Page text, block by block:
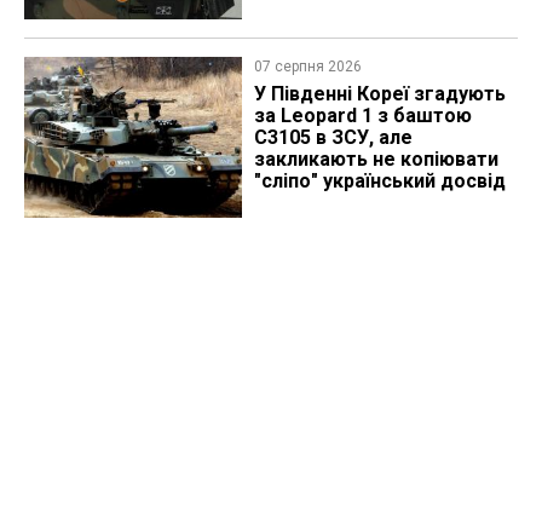
07 серпня 2026
У Південні Кореї згадують
за Leopard 1 з баштою
C3105 в ЗСУ, але
закликають не копіювати
"сліпо" український досвід